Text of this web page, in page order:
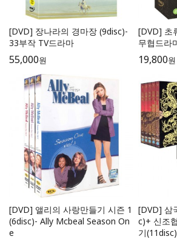
[DVD] 장나라의 경마장 (9disc)-
33부작 TV드라마
55,000원
[DVD] 초
무협드라
19,800원
[DVD] 앨리의 사랑만들기 시즌 1
(6disc)- Ally Mcbeal Season On
e
[DVD] 삼
c)+ 신조
기(11disc)